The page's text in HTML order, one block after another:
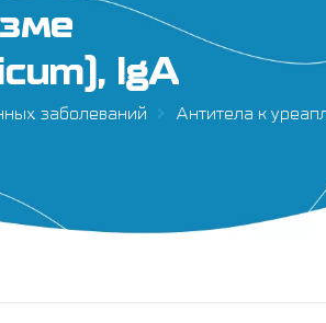
IgА
заболеваний Антитела к